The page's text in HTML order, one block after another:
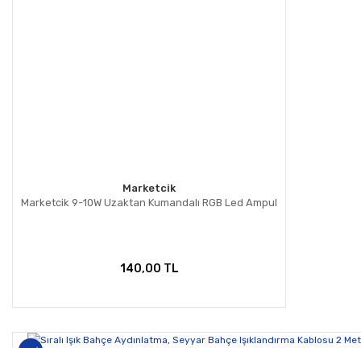
Marketcik
Marketcik 9-10W Uzaktan Kumandalı RGB Led Ampul
140,00 TL